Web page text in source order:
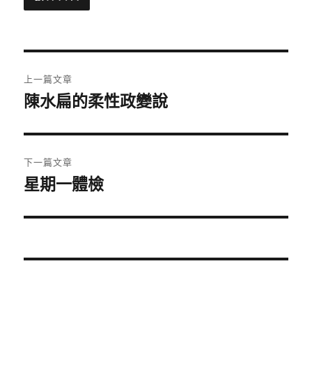
章
覽
上一篇文章
上
篇
文
章:
陳水扁的柔性政變說
下一篇文章
下
篇
章:
星期一體檢